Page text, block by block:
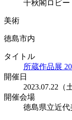
千秋閣ロビー
美術
徳島市内
タイトル
所蔵作品展
開催日
2023.07.22（
開催会場
徳島県⽴近